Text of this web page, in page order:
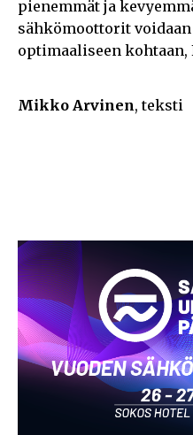
pienemmät ja
sähkömoottorit
optimaaliseen
Mikko Arvinen, teksti